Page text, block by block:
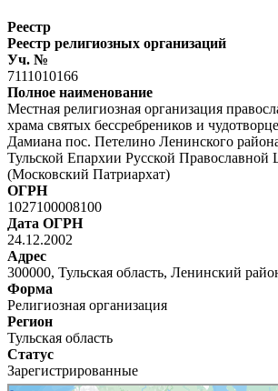
Реестр
Реестр религиозных организаций
Уч. №
7111010166
Полное наименование
Местная религиозная организация
храма святых бессребреников и
Дамиана пос. Петелино Ленинского
Тульской Епархии Русской Православной
(Московский Патриархат)
ОГРН
1027100008100
Дата ОГРН
24.12.2002
Адрес
300000, Тульская область, Ленинский
Форма
Религиозная организация
Регион
Тульская область
Статус
Зарегистрированные